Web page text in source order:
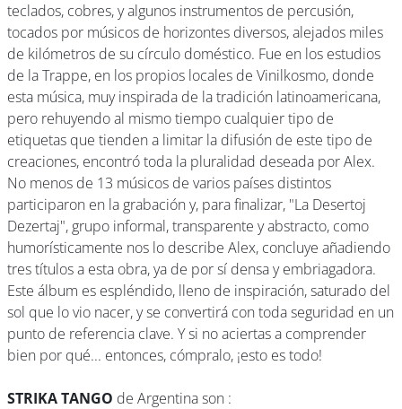
teclados, cobres, y algunos instrumentos de percusión,
tocados por músicos de horizontes diversos, alejados miles
de kilómetros de su círculo doméstico. Fue en los estudios
de la Trappe, en los propios locales de Vinilkosmo, donde
esta música, muy inspirada de la tradición latinoamericana,
pero rehuyendo al mismo tiempo cualquier tipo de
etiquetas que tienden a limitar la difusión de este tipo de
creaciones, encontró toda la pluralidad deseada por Alex.
No menos de 13 músicos de varios países distintos
participaron en la grabación y, para finalizar, "La Desertoj
Dezertaj", grupo informal, transparente y abstracto, como
humorísticamente nos lo describe Alex, concluye añadiendo
tres títulos a esta obra, ya de por sí densa y embriagadora.
Este álbum es espléndido, lleno de inspiración, saturado del
sol que lo vio nacer, y se convertirá con toda seguridad en un
punto de referencia clave. Y si no aciertas a comprender
bien por qué... entonces, cómpralo, ¡esto es todo!
STRIKA TANGO de Argentina son :